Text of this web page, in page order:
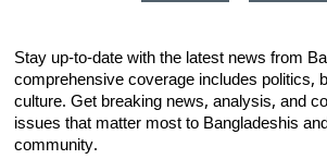
Stay up-to-date with the latest news from
comprehensive coverage includes politics,
culture. Get breaking news, analysis, and
issues that matter most to Bangladeshis
community.